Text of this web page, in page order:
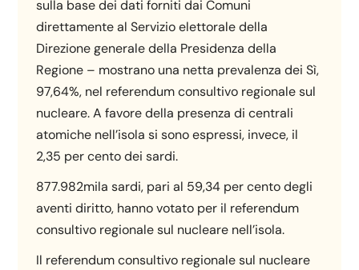
sulla base dei dati forniti dai Comuni
direttamente al Servizio elettorale della
Direzione generale della Presidenza della
Regione – mostrano una netta prevalenza dei Sì,
97,64%, nel referendum consultivo regionale sul
nucleare. A favore della presenza di centrali
atomiche nell’isola si sono espressi, invece, il
2,35 per cento dei sardi.
877.982mila sardi, pari al 59,34 per cento degli
aventi diritto, hanno votato per il referendum
consultivo regionale sul nucleare nell’isola.
Il referendum consultivo regionale sul nucleare